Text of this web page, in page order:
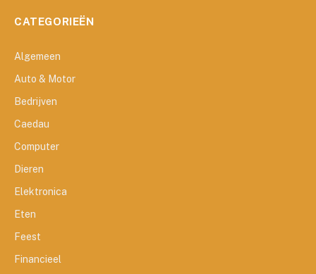
CATEGORIEËN
Algemeen
Auto & Motor
Bedrijven
Caedau
Computer
Dieren
Elektronica
Eten
Feest
Financieel